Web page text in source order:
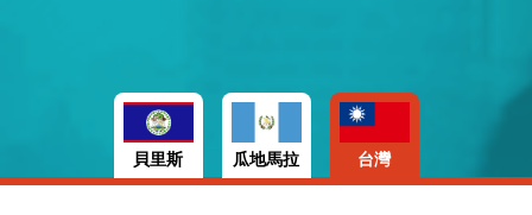
貝里斯 瓜地馬拉 台灣